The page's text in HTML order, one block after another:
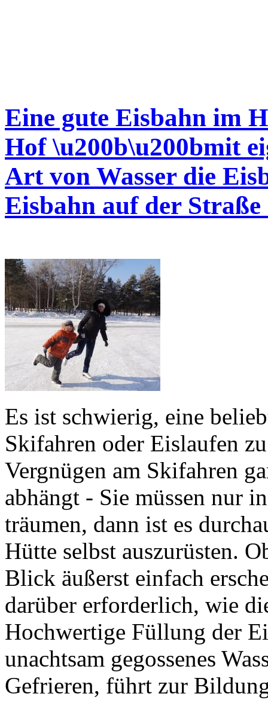
Eine gute Eisbahn im
Hof \u200b\u200bmit
Art von Wasser die
Eisbahn auf der
Es ist schwierig, eine
Skifahren oder Eislaufen
Vergnügen am Skifahren
abhängt - Sie müssen nur
träumen, dann ist es
Hütte selbst auszurüsten.
Blick äußerst einfach
darüber erforderlich, wie
Hochwertige Füllung der
unachtsam gegossenes
Gefrieren, führt zur